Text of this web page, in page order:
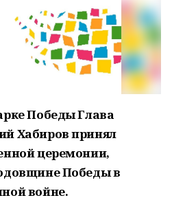
Победы Глава
Хабиров принял
церемонии,
Победы в
войне.